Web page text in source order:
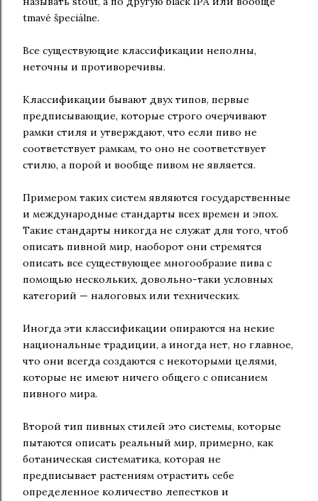
tmavé špeciálne.
Все существующие классификации неполны,
неточны и противоречивы.
Классификации бывают двух типов, первые
предписывающие, которые строго очерчивают
рамки стиля и утверждают, что если пиво не
соответствует рамкам, то оно не соответствует
стилю, а порой и вообще пивом не является.
Примером таких систем являются государственные
и международные стандарты всех времен и эпох.
Такие стандарты никогда не служат для того, чтоб
описать пивной мир, наоборот они стремятся
описать все существующее многообразие пива с
помощью нескольких, довольно-таки условных
категорий — налоговых или технических.
Иногда эти классификации опираются на некие
национальные традиции, а иногда нет, но главное,
что они всегда создаются с некоторыми целями,
которые не имеют ничего общего с описанием
пивного мира.
Второй тип пивных стилей это системы, которые
пытаются описать реальный мир, примерно, как
ботаническая систематика, которая не
предписывает растениям отрастить себе
определенное количество лепестков и